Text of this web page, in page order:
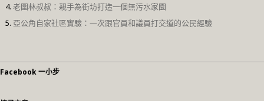
老圍林叔叔：親手為街坊打造一個無污水家園
亞公角自家社區實驗：一次跟官員和議員打交道的公民經驗
Facebook 一小步